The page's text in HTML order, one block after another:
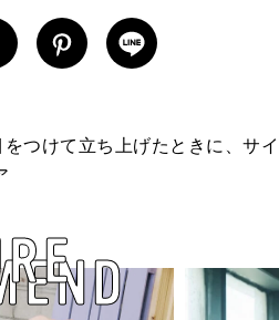
をつけて立ち上げたときに、サ